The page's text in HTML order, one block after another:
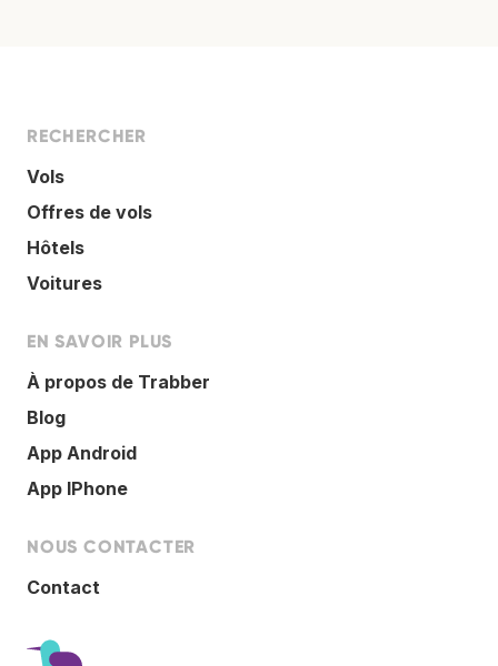
RECHERCHER
Vols
Offres de vols
Hôtels
Voitures
EN SAVOIR PLUS
À propos de Trabber
Blog
App Android
App IPhone
NOUS CONTACTER
Contact